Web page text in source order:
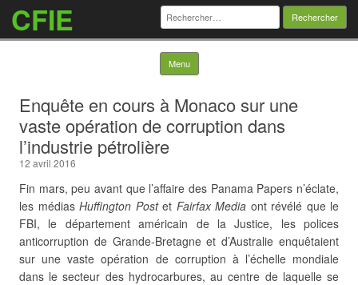
CFIE Rechercher :
Menu Skip to content
Enquête en cours à Monaco sur une
vaste opération de corruption dans
l’industrie pétrolière
12 avril 2016
Fin mars, peu avant que l’affaire des Panama Papers n’éclate,
les médias Huffington Postet Fairfax Media ont révélé que le
FBI, le département américain de la Justice, les polices
anticorruption de Grande-Bretagne et d’Australie enquêtaient
sur une vaste opération de corruption à l’échelle mondiale
dans le secteur des hydrocarbures, au centre de laquelle se